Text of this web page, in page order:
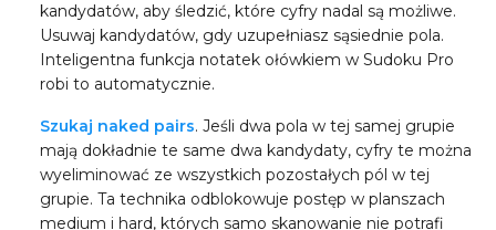
kandydatów, aby śledzić, które cyfry nadal są możliwe.
Usuwaj kandydatów, gdy uzupełniasz sąsiednie pola.
Inteligentna funkcja notatek ołówkiem w Sudoku Pro
robi to automatycznie.
Szukaj naked pairs. Jeśli dwa pola w tej samej grupie
mają dokładnie te same dwa kandydaty, cyfry te można
wyeliminować ze wszystkich pozostałych pól w tej
grupie. Ta technika odblokowuje postęp w planszach
medium i hard, których samo skanowanie nie potrafi